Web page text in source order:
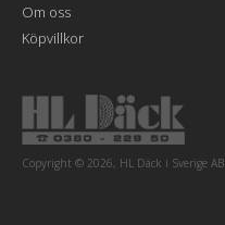
Om oss
Köpvillkor
Copyright © 2026, HL Däck i Sverige AB